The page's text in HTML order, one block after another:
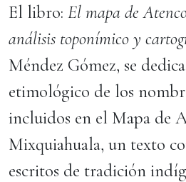
El libro: El mapa de
análisis toponímico y
Méndez Gómez, se
etimológico de los
incluidos en el Mapa de
Mixquiahuala, un texto
escritos de tradición